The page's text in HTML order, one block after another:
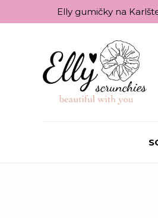
Elly gumičky na